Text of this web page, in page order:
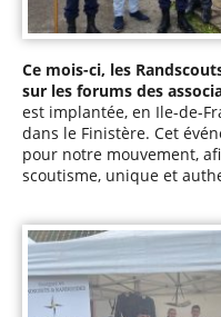
Ce mois-ci, les
sur les forums des
est implantée, en Ile-de-
dans le Finistère. Cet
pour notre mouvement,
scoutisme, unique et